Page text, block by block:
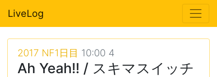
LiveLog
2017 NF1日目 10:00 4
Ah Yeah!! / スキマスイッチ